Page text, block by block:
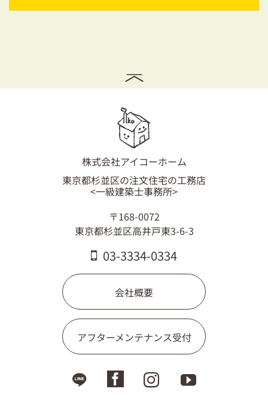
株式会社アイコーホーム
東京都杉並区の注文住宅の工務店
<一級建築士事務所>
〒168-0072
東京都杉並区高井戸東3-6-3
03-3334-0334
会社概要
アフターメンテナンス受付